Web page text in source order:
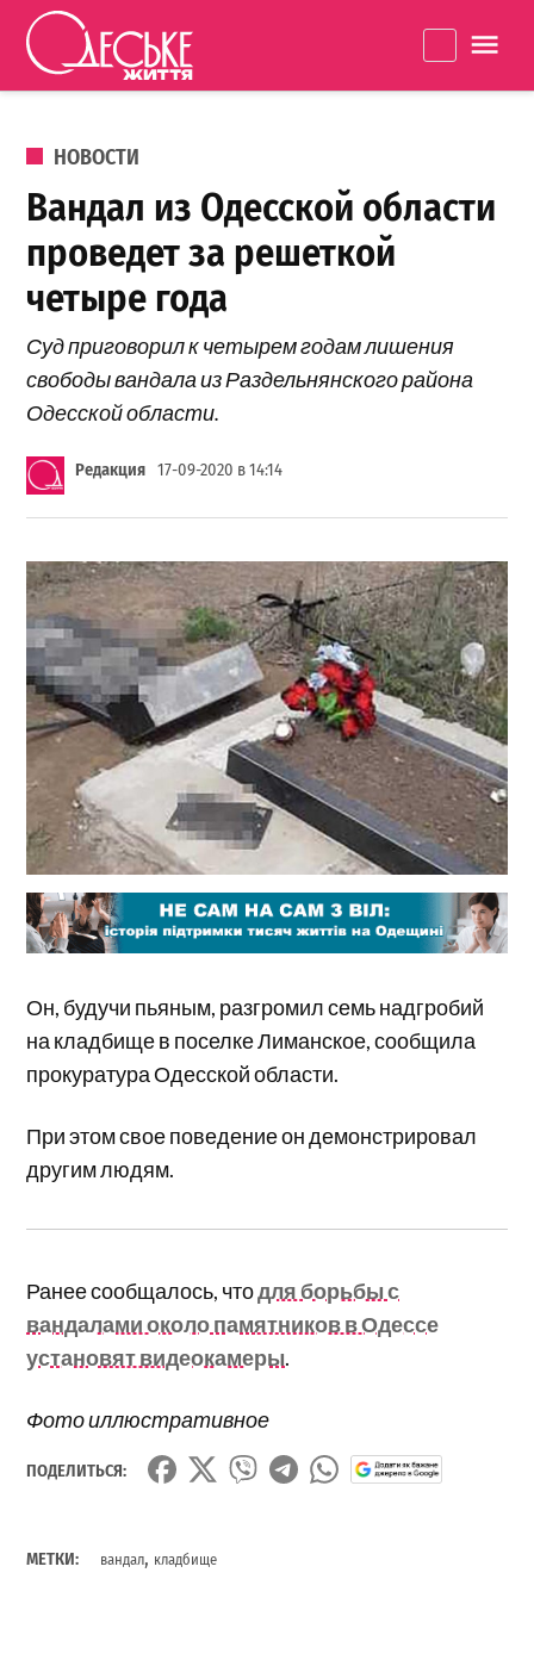
Перейти к содержанию
життя
ОПУБЛИКОВАНО В
НОВОСТИ
Вандал из Одесской области
проведет за решеткой
четыре года
Суд приговорил к четырем годам лишения
свободы вандала из Раздельнянского района
Одесской области.
Редакция 17-09-2020 в 14:14
Он, будучи пьяным, разгромил семь надгробий
на кладбище в поселке Лиманское, сообщила
прокуратура Одесской области.
При этом свое поведение он демонстрировал
другим людям.
Ранее сообщалось, чтодля борьбы с
вандалами около памятников в Одессе
установят видеокамеры.
Фото иллюстративное
ПОДЕЛИТЬСЯ:
МЕТКИ: вандал, кладбище